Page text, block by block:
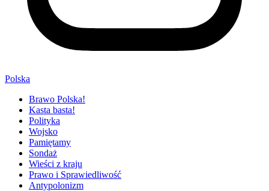
Polska
Brawo Polska!
Kasta basta!
Polityka
Wojsko
Pamiętamy
Sondaż
Wieści z kraju
Prawo i Sprawiedliwość
Antypolonizm